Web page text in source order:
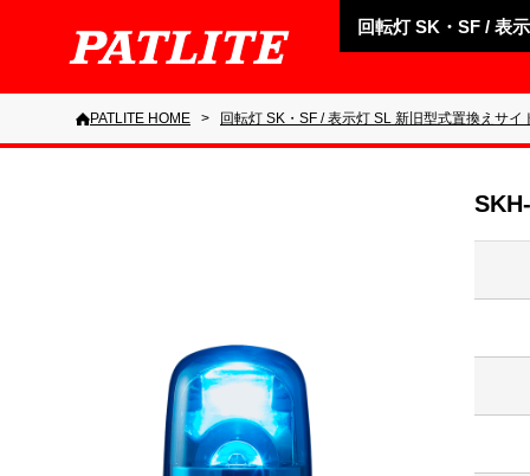
回転灯 SK・SF / 表
PATLITE HOME 回転灯 SK・SF / 表示灯 SL 新旧型式置換えサイ